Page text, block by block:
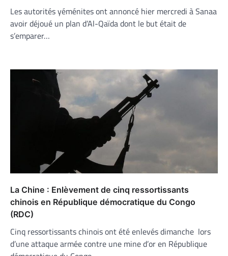
Les autorités yéménites ont annoncé hier mercredi à Sanaa
avoir déjoué un plan d’Al-Qaïda dont le but était de
s’emparer…
La Chine : Enlèvement de cinq ressortissants
chinois en République démocratique du Congo
(RDC)
Cinq ressortissants chinois ont été enlevés dimanche lors
d’une attaque armée contre une mine d’or en République